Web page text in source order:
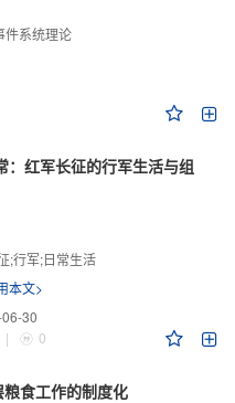
件系统理论
：红军长征的行军生活与组
;行军;日常生活
本文>
30
| 0
食工作的制度化